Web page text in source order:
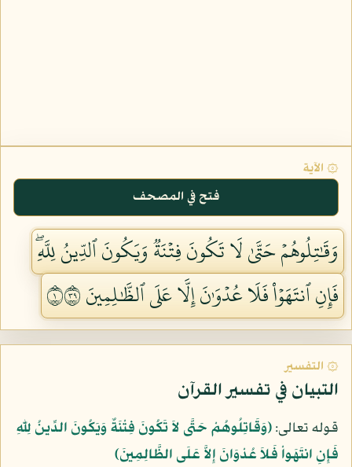
۞ الآية
فتح في المصحف
وَقَٰتِلُوهُمۡ حَتَّىٰ لَا تَكُونَ فِتۡنَةٞ وَيَكُونَ ٱلدِّينُ لِلَّهِۖ
فَإِنِ ٱنتَهَوۡاْ فَلَا عُدۡوَٰنَ إِلَّا عَلَى ٱلظَّٰلِمِينَ ١٩٣
۞ التفسير
التبيان في تفسير القرآن
قوله تعالى:﴿وَقَاتِلُوهُمْ حَتَّى لاَ تَكُونَ فِتْنَةٌ وَيَكُونَ الدِّينُ لِلّهِ
فَإِنِ انتَهَواْ فَلاَ عُدْوَانَ إِلاَّ عَلَى الظَّالِمِينَ﴾